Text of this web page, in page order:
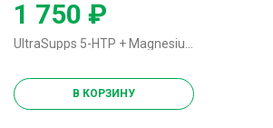
1 750 ₽
В КОРЗИНУ